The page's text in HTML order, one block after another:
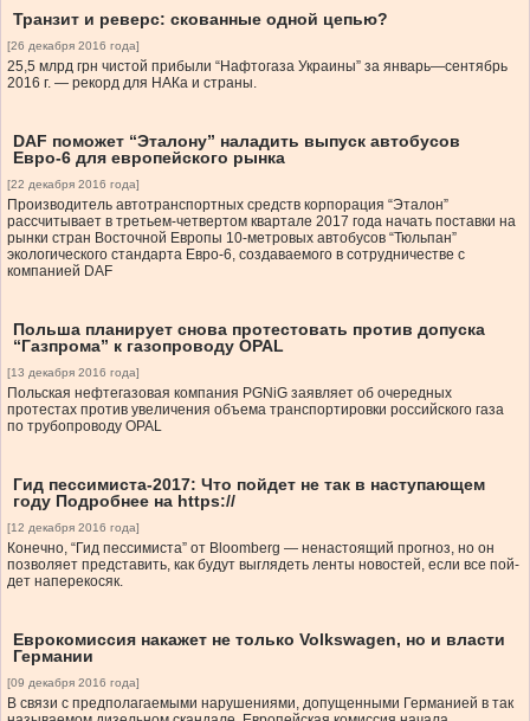
Транзит и реверс: скованные одной цепью?
[26 декабря 2016 года]
25,5 млрд грн чистой прибыли “Нафтогаза Украины” за январь—сентябрь
2016 г. — рекорд для НАКа и страны.
DAF поможет “Эталону” наладить выпуск автобусов
Евро-6 для европейского рынка
[22 декабря 2016 года]
Производитель автотранспортных средств корпорация “Эталон”
рассчитывает в третьем-четвертом квартале 2017 года начать поставки на
рынки стран Восточной Европы 10-метровых автобусов “Тюльпан”
экологического стандарта Евро-6, создаваемого в сотрудничестве с
компанией DAF
Польша планирует снова протестовать против допуска
“Газпрома” к газопроводу OPAL
[13 декабря 2016 года]
Польская нефтегазовая компания PGNiG заявляет об очередных
протестах против увеличения объема транспортировки российского газа
по трубопроводу OPAL
Гид пессимиста-2017: Что пойдет не так в наступающем
году Подробнее на https://
[12 декабря 2016 года]
Ко­неч­но, “Гид пес­си­ми­ста” от Bloomberg — нена­сто­я­щий про­гноз, но он
поз­во­ля­ет пред­ста­вить, как будут вы­гля­деть ленты но­во­стей, если все пой­
дет на­пе­ре­ко­сяк.
Еврокомиссия накажет не только Volkswagen, но и власти
Германии
[09 декабря 2016 года]
В связи с предполагаемыми нарушениями, допущенными Германией в так